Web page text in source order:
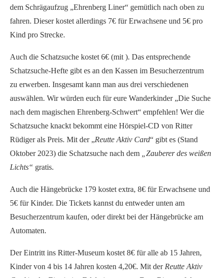
dem Schrägaufzug „Ehrenberg Liner“ gemütlich nach oben zu
fahren. Dieser kostet allerdings 7€ für Erwachsene und 5€ pro
Kind pro Strecke.
Auch die Schatzsuche kostet 6€ (mit ). Das entsprechende
Schatzsuche-Hefte gibt es an den Kassen im Besucherzentrum
zu erwerben. Insgesamt kann man aus drei verschiedenen
auswählen. Wir würden euch für eure Wanderkinder „Die Suche
nach dem magischen Ehrenberg-Schwert“ empfehlen! Wer die
Schatzsuche knackt bekommt eine Hörspiel-CD von Ritter
Rüdiger als Preis. Mit der „Reutte Aktiv Card“ gibt es (Stand
Oktober 2023) die Schatzsuche nach dem
„Zauberer des weißen
Lichts“ gratis.
Auch die Hängebrücke 179 kostet extra, 8€ für Erwachsene und
5€ für Kinder. Die Tickets kannst du entweder unten am
Besucherzentrum kaufen, oder direkt bei der Hängebrücke am
Automaten.
Der Eintritt ins Ritter-Museum kostet 8€ für alle ab 15 Jahren,
Kinder von 4 bis 14 Jahren kosten 4,20€. Mit der Reutte Aktiv